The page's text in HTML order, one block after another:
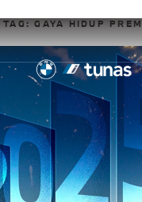
TAG:GAYA HIDUP